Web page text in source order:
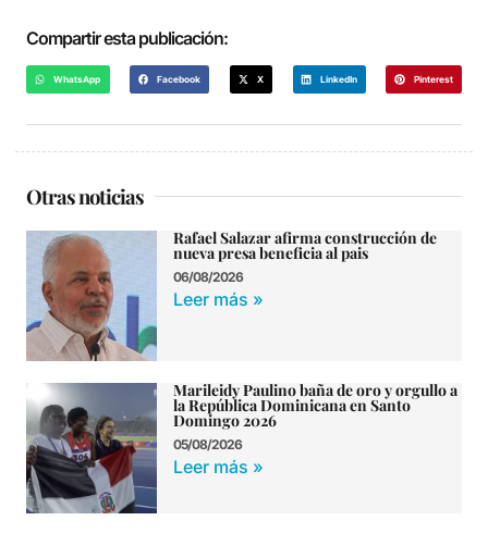
Compartir esta publicación:
WhatsApp Facebook X LinkedIn Pinterest
Otras noticias
Rafael Salazar afirma construcción de
nueva presa beneficia al pais
06/08/2026
Leer más »
Marileidy Paulino baña de oro y orgullo a
la República Dominicana en Santo
Domingo 2026
05/08/2026
Leer más »